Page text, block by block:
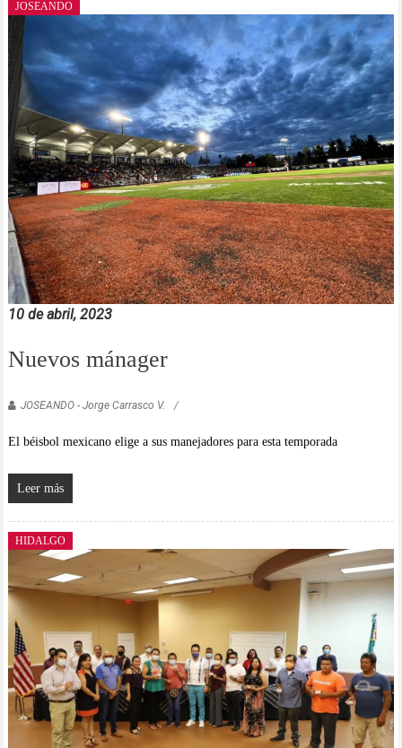
JOSEANDO
10 de abril, 2023
Nuevos mánager
JOSEANDO - Jorge Carrasco V.
El béisbol mexicano elige a sus manejadores para esta temporada
Leer más
HIDALGO